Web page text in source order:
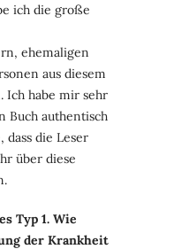
ich die große
ehemaligen
aus diesem
Ich habe mir sehr
Buch authentisch
dass die Leser
über diese
Typ 1. Wie
der Krankheit